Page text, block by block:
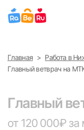
Найти работу
Выберите
Санкт-Петербург
Главная
Работа в
Главный ветврач на
Главный
от 120 000₽ за